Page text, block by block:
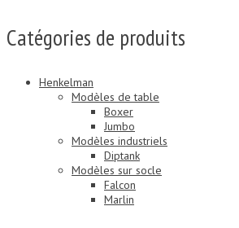
Catégories de produits
Henkelman
Modèles de table
Boxer
Jumbo
Modèles industriels
Diptank
Modèles sur socle
Falcon
Marlin